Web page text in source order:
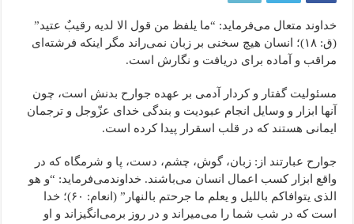
خداوند متعال می‌فرماید: “ما یلفظ من قول الا لدیه رقیبٌ عتید”
(ق: ۱۸)؛ انسان هیچ سخنی بر زبان نمی‌راند مگر اینکه فرشته‌ای
مراقب و آماده برای دریافت و نگارش است.
مسئولیت گفتار و کردار آدمی بر عهده جوارح بدنش است، چون
آنها ابزار و وسایل انجام عبودیت و بندگی خدای عزّوجل و ترجمان
ایمانی هستند که در قلب اسقرار پیدا کرده است.
جوارح عبارتند از: زبان، گوش، چشم، دست، پا و شرمگاه که در
واقع ابزار کسب اعمال انسان می‌باشند. خداوندمی‌فرماید: “و هو
الذی یتوافاکم باللیل و یعلم ما جرحتم بالنهار” (انعام: ۶۰)؛ خدا
است که در شب شما را می‌میراند و در روز برمی‌انگیزاند و او